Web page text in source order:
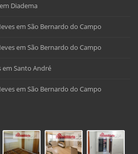
Diadema
em São Bernardo do Campo
em São Bernardo do Campo
em Santo André
em São Bernardo do Campo